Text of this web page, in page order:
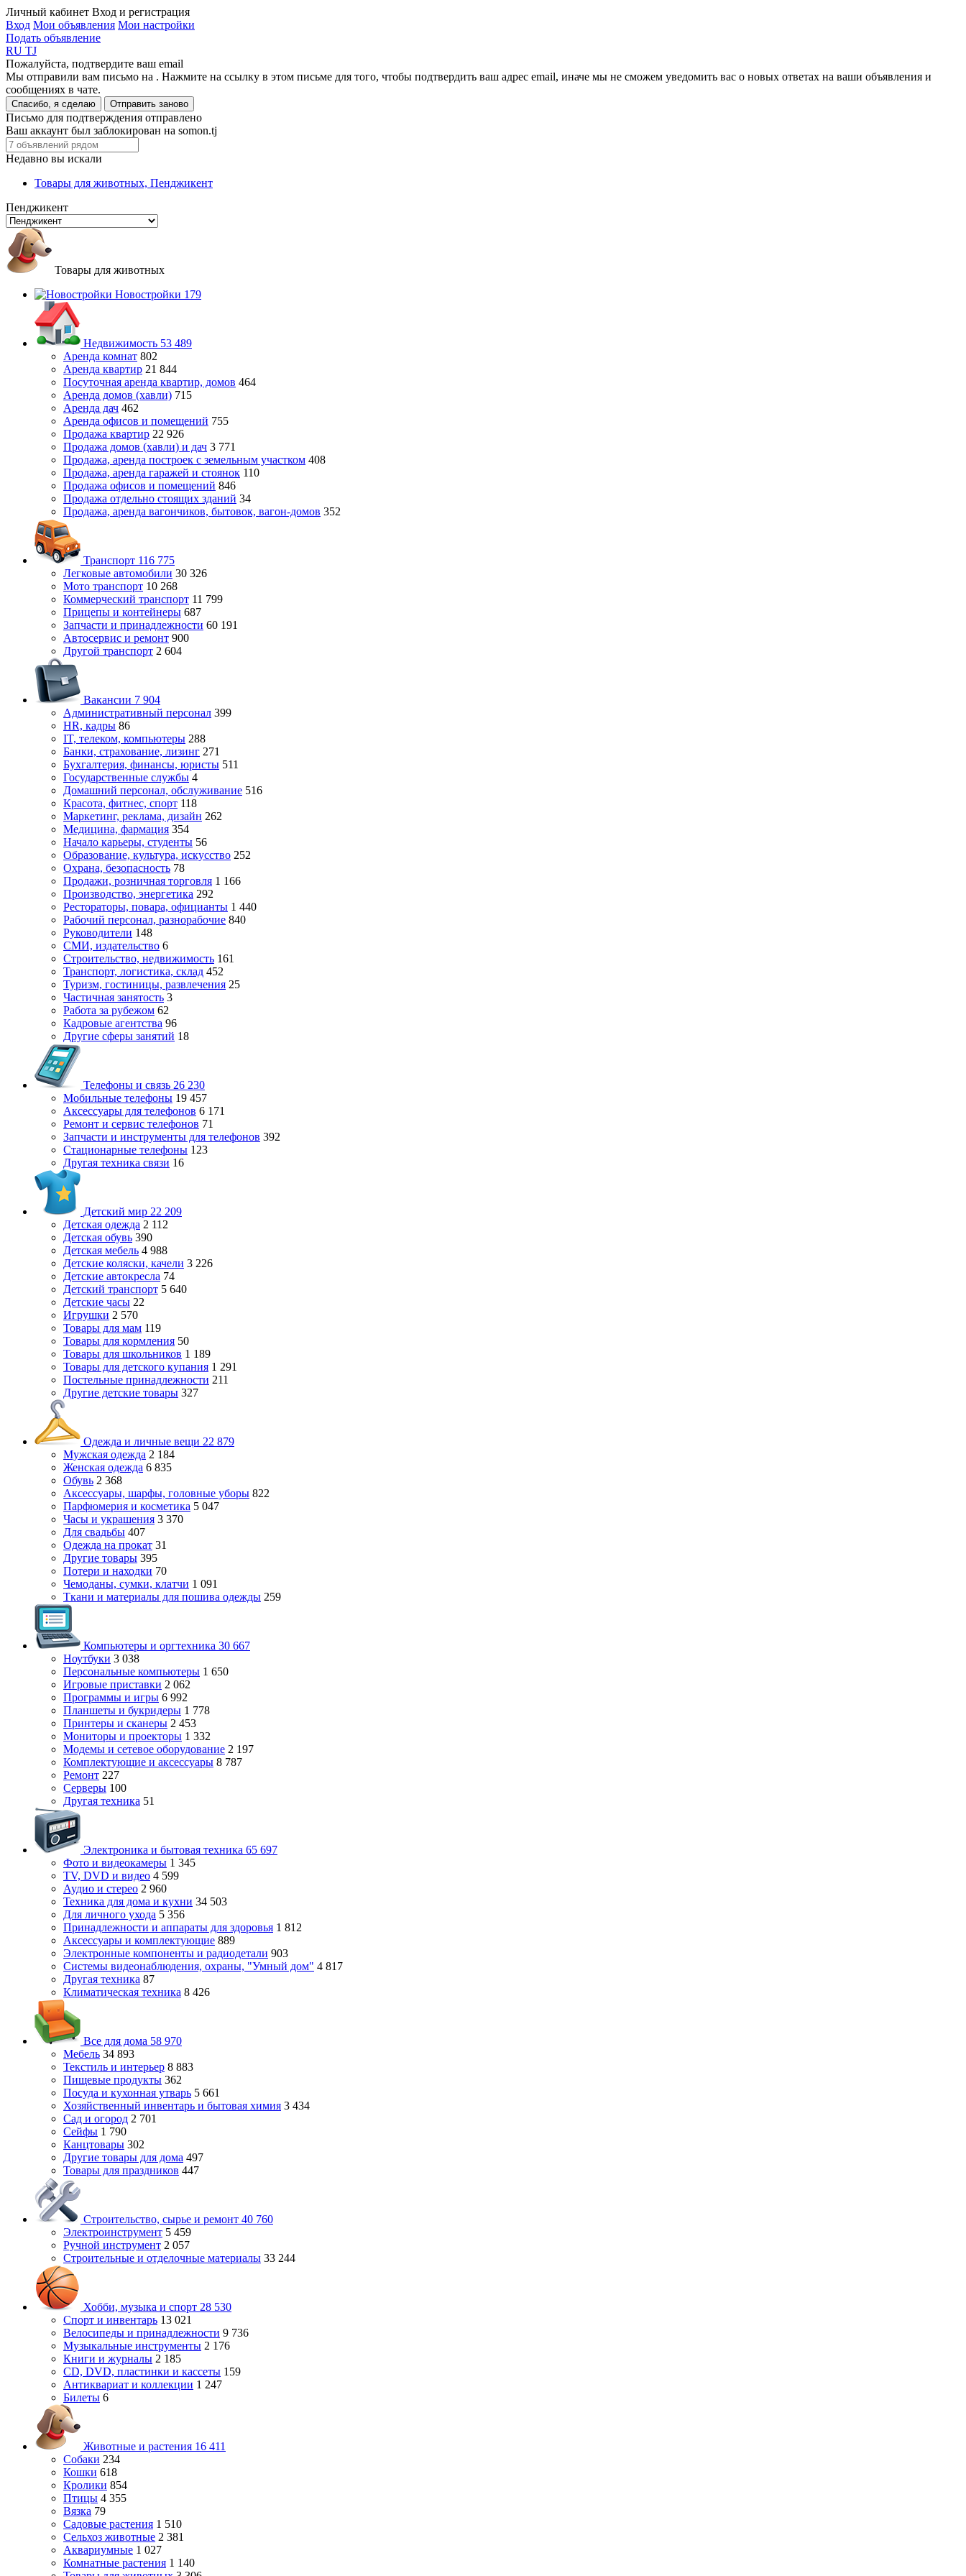
Личный кабинет Вход и регистрация
Вход Мои объявления Мои настройки
Подать объявление
RU TJ
Пожалуйста, подтвердите ваш email
Мы отправили вам письмо на . Нажмите на ссылку в этом письме для того, чтобы подтвердить ваш адрес email, иначе мы не сможем уведомить вас о новых ответах на ваши объявления и
сообщениях в чате.
Спасибо, я сделаю Отправить заново
Письмо для подтверждения отправлено
Ваш аккаунт был заблокирован на somon.tj
Недавно вы искали
Товары для животных, Пенджикент
Пенджикент
Товары для животных
Новостройки 179
Недвижимость 53 489
Аренда комнат 802
Аренда квартир 21 844
Посуточная аренда квартир, домов 464
Аренда домов (хавли) 715
Аренда дач 462
Аренда офисов и помещений 755
Продажа квартир 22 926
Продажа домов (хавли) и дач 3 771
Продажа, аренда построек с земельным участком 408
Продажа, аренда гаражей и стоянок 110
Продажа офисов и помещений 846
Продажа отдельно стоящих зданий 34
Продажа, аренда вагончиков, бытовок, вагон-домов 352
Транспорт 116 775
Легковые автомобили 30 326
Мото транспорт 10 268
Коммерческий транспорт 11 799
Прицепы и контейнеры 687
Запчасти и принадлежности 60 191
Автосервис и ремонт 900
Другой транспорт 2 604
Вакансии 7 904
Административный персонал 399
HR, кадры 86
IT, телеком, компьютеры 288
Банки, страхование, лизинг 271
Бухгалтерия, финансы, юристы 511
Государственные службы 4
Домашний персонал, обслуживание 516
Красота, фитнес, спорт 118
Маркетинг, реклама, дизайн 262
Медицина, фармация 354
Начало карьеры, студенты 56
Образование, культура, искусство 252
Охрана, безопасность 78
Продажи, розничная торговля 1 166
Производство, энергетика 292
Рестораторы, повара, официанты 1 440
Рабочий персонал, разнорабочие 840
Руководители 148
СМИ, издательство 6
Строительство, недвижимость 161
Транспорт, логистика, склад 452
Туризм, гостиницы, развлечения 25
Частичная занятость 3
Работа за рубежом 62
Кадровые агентства 96
Другие сферы занятий 18
Телефоны и связь 26 230
Мобильные телефоны 19 457
Аксессуары для телефонов 6 171
Ремонт и сервис телефонов 71
Запчасти и инструменты для телефонов 392
Стационарные телефоны 123
Другая техника связи 16
Детский мир 22 209
Детская одежда 2 112
Детская обувь 390
Детская мебель 4 988
Детские коляски, качели 3 226
Детские автокресла 74
Детский транспорт 5 640
Детские часы 22
Игрушки 2 570
Товары для мам 119
Товары для кормления 50
Товары для школьников 1 189
Товары для детского купания 1 291
Постельные принадлежности 211
Другие детские товары 327
Одежда и личные вещи 22 879
Мужская одежда 2 184
Женская одежда 6 835
Обувь 2 368
Аксессуары, шарфы, головные уборы 822
Парфюмерия и косметика 5 047
Часы и украшения 3 370
Для свадьбы 407
Одежда на прокат 31
Другие товары 395
Потери и находки 70
Чемоданы, сумки, клатчи 1 091
Ткани и материалы для пошива одежды 259
Компьютеры и оргтехника 30 667
Ноутбуки 3 038
Персональные компьютеры 1 650
Игровые приставки 2 062
Программы и игры 6 992
Планшеты и букридеры 1 778
Принтеры и сканеры 2 453
Мониторы и проекторы 1 332
Модемы и сетевое оборудование 2 197
Комплектующие и аксессуары 8 787
Ремонт 227
Серверы 100
Другая техника 51
Электроника и бытовая техника 65 697
Фото и видеокамеры 1 345
TV, DVD и видео 4 599
Аудио и стерео 2 960
Техника для дома и кухни 34 503
Для личного ухода 5 356
Принадлежности и аппараты для здоровья 1 812
Аксессуары и комплектующие 889
Электронные компоненты и радиодетали 903
Системы видеонаблюдения, охраны, "Умный дом" 4 817
Другая техника 87
Климатическая техника 8 426
Все для дома 58 970
Мебель 34 893
Текстиль и интерьер 8 883
Пищевые продукты 362
Посуда и кухонная утварь 5 661
Хозяйственный инвентарь и бытовая химия 3 434
Сад и огород 2 701
Сейфы 1 790
Канцтовары 302
Другие товары для дома 497
Товары для праздников 447
Строительство, сырье и ремонт 40 760
Электроинструмент 5 459
Ручной инструмент 2 057
Строительные и отделочные материалы 33 244
Хобби, музыка и спорт 28 530
Спорт и инвентарь 13 021
Велосипеды и принадлежности 9 736
Музыкальные инструменты 2 176
Книги и журналы 2 185
CD, DVD, пластинки и кассеты 159
Антиквариат и коллекции 1 247
Билеты 6
Животные и растения 16 411
Собаки 234
Кошки 618
Кролики 854
Птицы 4 355
Вязка 79
Садовые растения 1 510
Сельхоз животные 2 381
Аквариумные 1 027
Комнатные растения 1 140